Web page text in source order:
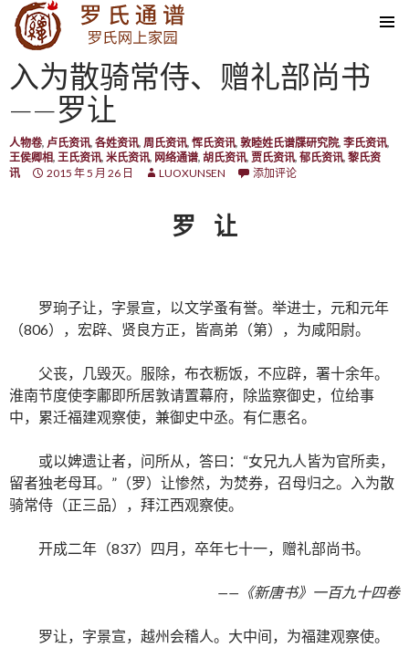
SKIP TO CONTENT
入为散骑常侍、赠礼部尚书
——罗让
人物卷, 卢氏资讯, 各姓资讯, 周氏资讯, 恽氏资讯, 敦睦姓氏谱牒研究院, 李氏资讯,
王侯卿相, 王氏资讯, 米氏资讯, 网络通谱, 胡氏资讯, 贾氏资讯, 郁氏资讯, 黎氏资
讯
2015 年 5 月 26 日 LUOXUNSEN 添加评论
罗 让
罗珦子让，字景宣，以文学蚤有誉。举进士，元和元年
（806），宏辟、贤良方正，皆高弟（第），为咸阳尉。
父丧，几毁灭。服除，布衣粝饭，不应辟，署十余年。
淮南节度使李鄘即所居敦请置幕府，除监察御史，位给事
中，累迁福建观察使，兼御史中丞。有仁惠名。
或以婢遗让者，问所从，答曰：“女兄九人皆为官所卖，
留者独老母耳。”（罗）让惨然，为焚券，召母归之。入为散
骑常侍（正三品），拜江西观察使。
开成二年（837）四月，卒年七十一，赠礼部尚书。
——《新唐书》一百九十四卷
罗让，字景宣，越州会稽人。大中间，为福建观察使。